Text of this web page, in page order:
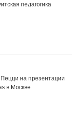
педагогика
на презентации
в Москве